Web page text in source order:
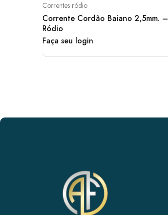
Correntes ródio
Corrente Cordão Baiano 2,5mm. –
Ródio
Faça seu login